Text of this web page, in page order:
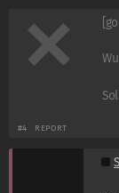
#4 REPORT